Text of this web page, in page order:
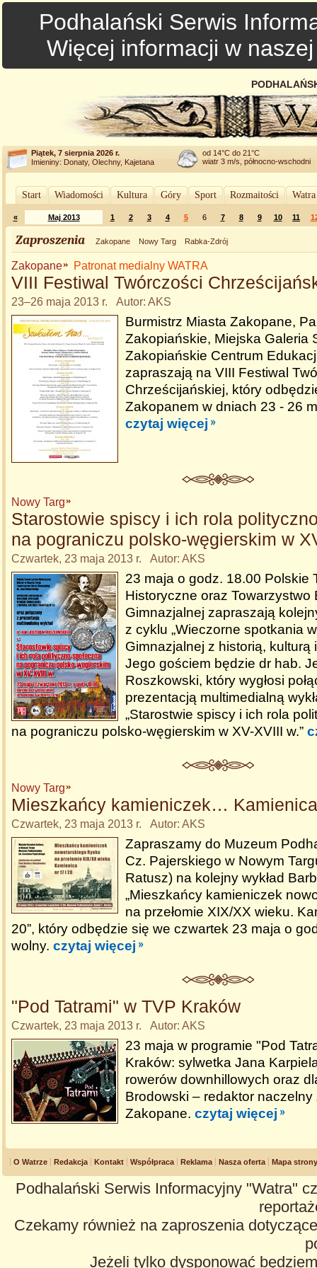
Podhalański Serwis
Więcej informacji w
Piątek, 7 sierpnia 2026 r.
Imieniny: Donaty, Olechny, Kajetana
od 14°C do 21°C
wiatr 3 m/s, północno-wschodni
Start Wiadomości Kultura Góry Sport Rozmaitości
« Maj 2013 1 2 3 4 5 6 7 8 9 10 11
Zaproszenia Zakopane Nowy Targ Rabka-Zdrój
Zakopane Patronat medialny WATRA
VIII Festiwal Twórczości
23–26 maja 2013 r. Autor: AKS
Burmistrz Miasta Zakopane,
Zakopiańskie, Miejska Galeria
Zakopiańskie Centrum
zapraszają na VIII Festiwal
Chrześcijańskiej, który
Zakopanem w dniach 23 - 26
czytaj więcej
Nowy Targ
Starostowie spiscy i ich rola
na pograniczu polsko-węgierskim w
Czwartek, 23 maja 2013 r. Autor: AKS
23 maja o godz. 18.00 Polskie
Historyczne oraz Towarzystwo
Gimnazjalnej zapraszają
z cyklu „Wieczorne spotkania
Gimnazjalnej z historią, kulturą
Jego gościem będzie dr hab.
Roszkowski, który wygłosi
prezentacją multimedialną
„Starostwie spiscy i ich rola
na pograniczu polsko-węgierskim w XV-XVIII w.”
Nowy Targ
Mieszkańcy kamieniczek…
Czwartek, 23 maja 2013 r. Autor: AKS
Zapraszamy do Muzeum
Cz. Pajerskiego w Nowym
Ratusz) na kolejny wykład
„Mieszkańcy kamieniczek
na przełomie XIX/XX wieku.
20”, który odbędzie się we czwartek 23 maja o
wolny. czytaj więcej
"Pod Tatrami" w TVP Kraków
Czwartek, 23 maja 2013 r. Autor: AKS
23 maja w programie "Pod
Kraków: sylwetka Jana
rowerów downhillowych oraz
Brodowski – redaktor naczelny
Zakopane. czytaj więcej
O Watrze Redakcja Kontakt Współpraca Reklama Nasza oferta Mapa strony
Podhalański Serwis Informacyjny "Watra"
Czekamy również na zaproszenia
Jeżeli tylko dysponować